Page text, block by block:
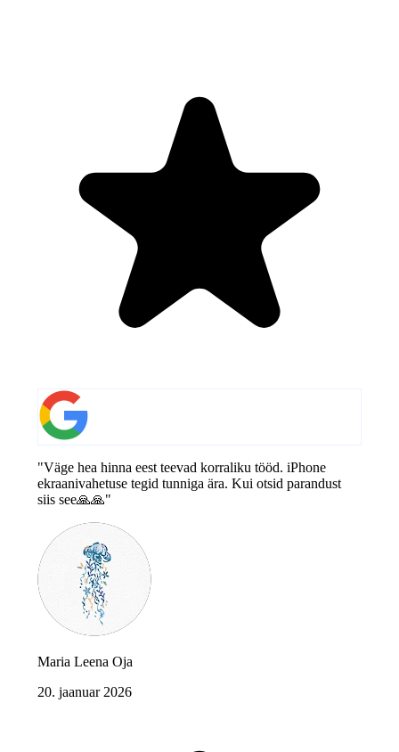
"Väge hea hinna eest teevad korraliku tööd. iPhone
ekraanivahetuse tegid tunniga ära. Kui otsid parandust
siis see🙏🙏"
Maria Leena Oja
20. jaanuar 2026